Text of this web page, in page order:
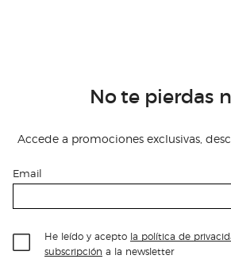
No te pierdas
Accede a promociones exclusivas,
Email
He leído y acepto la política de
subscripción a la newsletter